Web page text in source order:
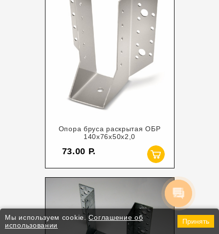
Опора бруса раскрытая ОБР
140х76х50х2,0
73.00
Мы используем cookie.Соглашение об
использовании
Принять